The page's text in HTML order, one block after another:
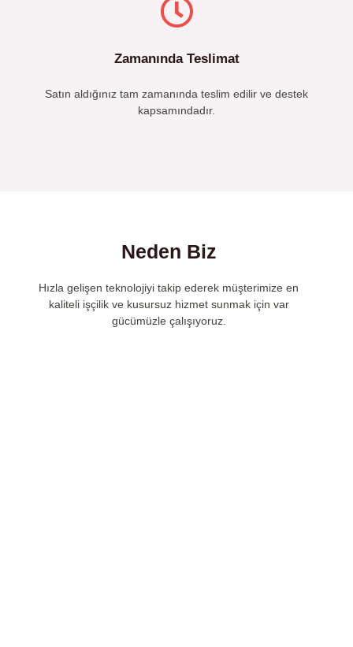
Zamanında Teslimat
Satın aldığınız tam zamanında teslim edilir ve destek
kapsamındadır.
Neden Biz
Hızla gelişen teknolojiyi takip ederek müşterimize en
kaliteli işçilik ve kusursuz hizmet sunmak için var
gücümüzle çalışıyoruz.